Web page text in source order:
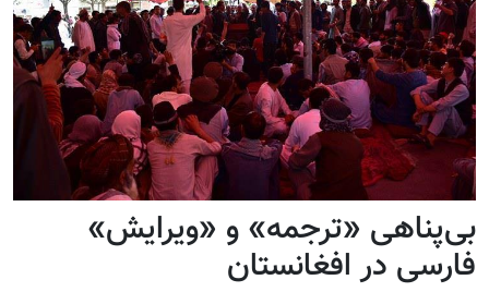
بی‌پناهی «ترجمه» و «ویرایش»
فارسی در افغانستان